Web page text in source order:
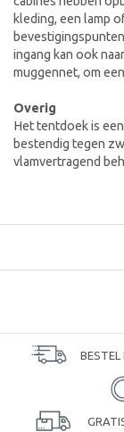
kleding, een lamp
ingang kan ook
muggennet, om
Overig
Het tentdoek is
bestendig tegen
vlamvertragend
BESTEL